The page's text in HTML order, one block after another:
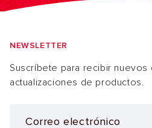
NEWSLETTER
Suscríbete para recibir nuevos
actualizaciones de productos.